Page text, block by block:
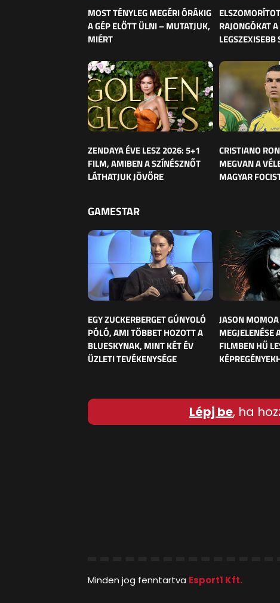
MOST TÉNYLEG MEGÉRI ÓRÁKIG
A GÉP ELŐTT ÜLNI – MUTATJUK,
MIÉRT
RAJONGÓKAT
LEGSZEXISEBB
ZENDAYA ÉVE LESZ 2026: 5+1
FILM, AMIBEN A SZÍNÉSZNŐT
LÁTHATJUK JÖVŐRE
CRISTIANO
MEGVAN A
MAGYAR
GAMESTAR
EGY ZUCKERBERGET GÚNYOLÓ
PÓLÓ, AMI TÖBBET HOZOTT A
BLUESKYNAK, MINT KÉT ÉV
ÜZLETI TEVÉKENYSÉGE
JASON
MEGJELENÉSE
FILMBEN HŰ
Lépj be, ha
Minden jog fenntartva Esport1 Kft.